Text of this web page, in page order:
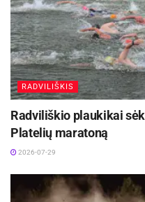
RADVILIŠKIS
Radviliškio plaukikai
Platelių maratoną
2026-07-29